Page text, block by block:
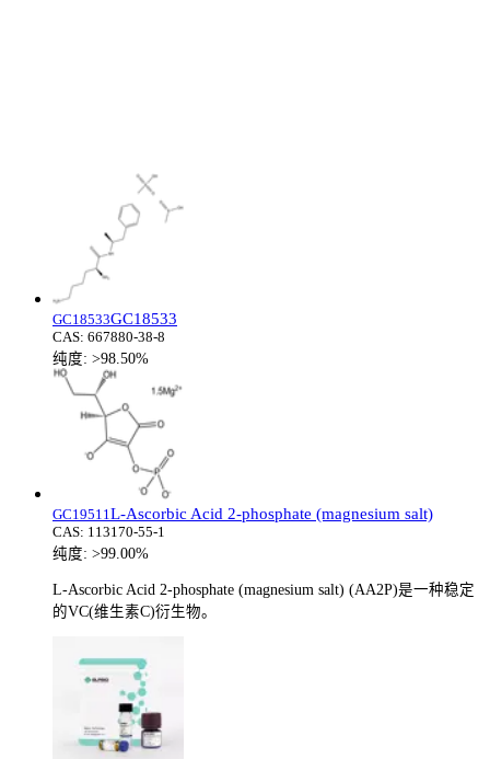
GC18533GC18533
CAS: 667880-38-8
纯度: >98.50%
GC19511 L-Ascorbic Acid 2-phosphate (magnesium salt)
CAS: 113170-55-1
纯度: >99.00%
L-Ascorbic Acid 2-phosphate (magnesium salt) (AA2P)是一种稳定
的VC(维生素C)衍生物。